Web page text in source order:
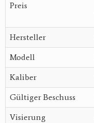
Preis
Hersteller
Modell
Kaliber
Gültiger Beschuss
Visierung